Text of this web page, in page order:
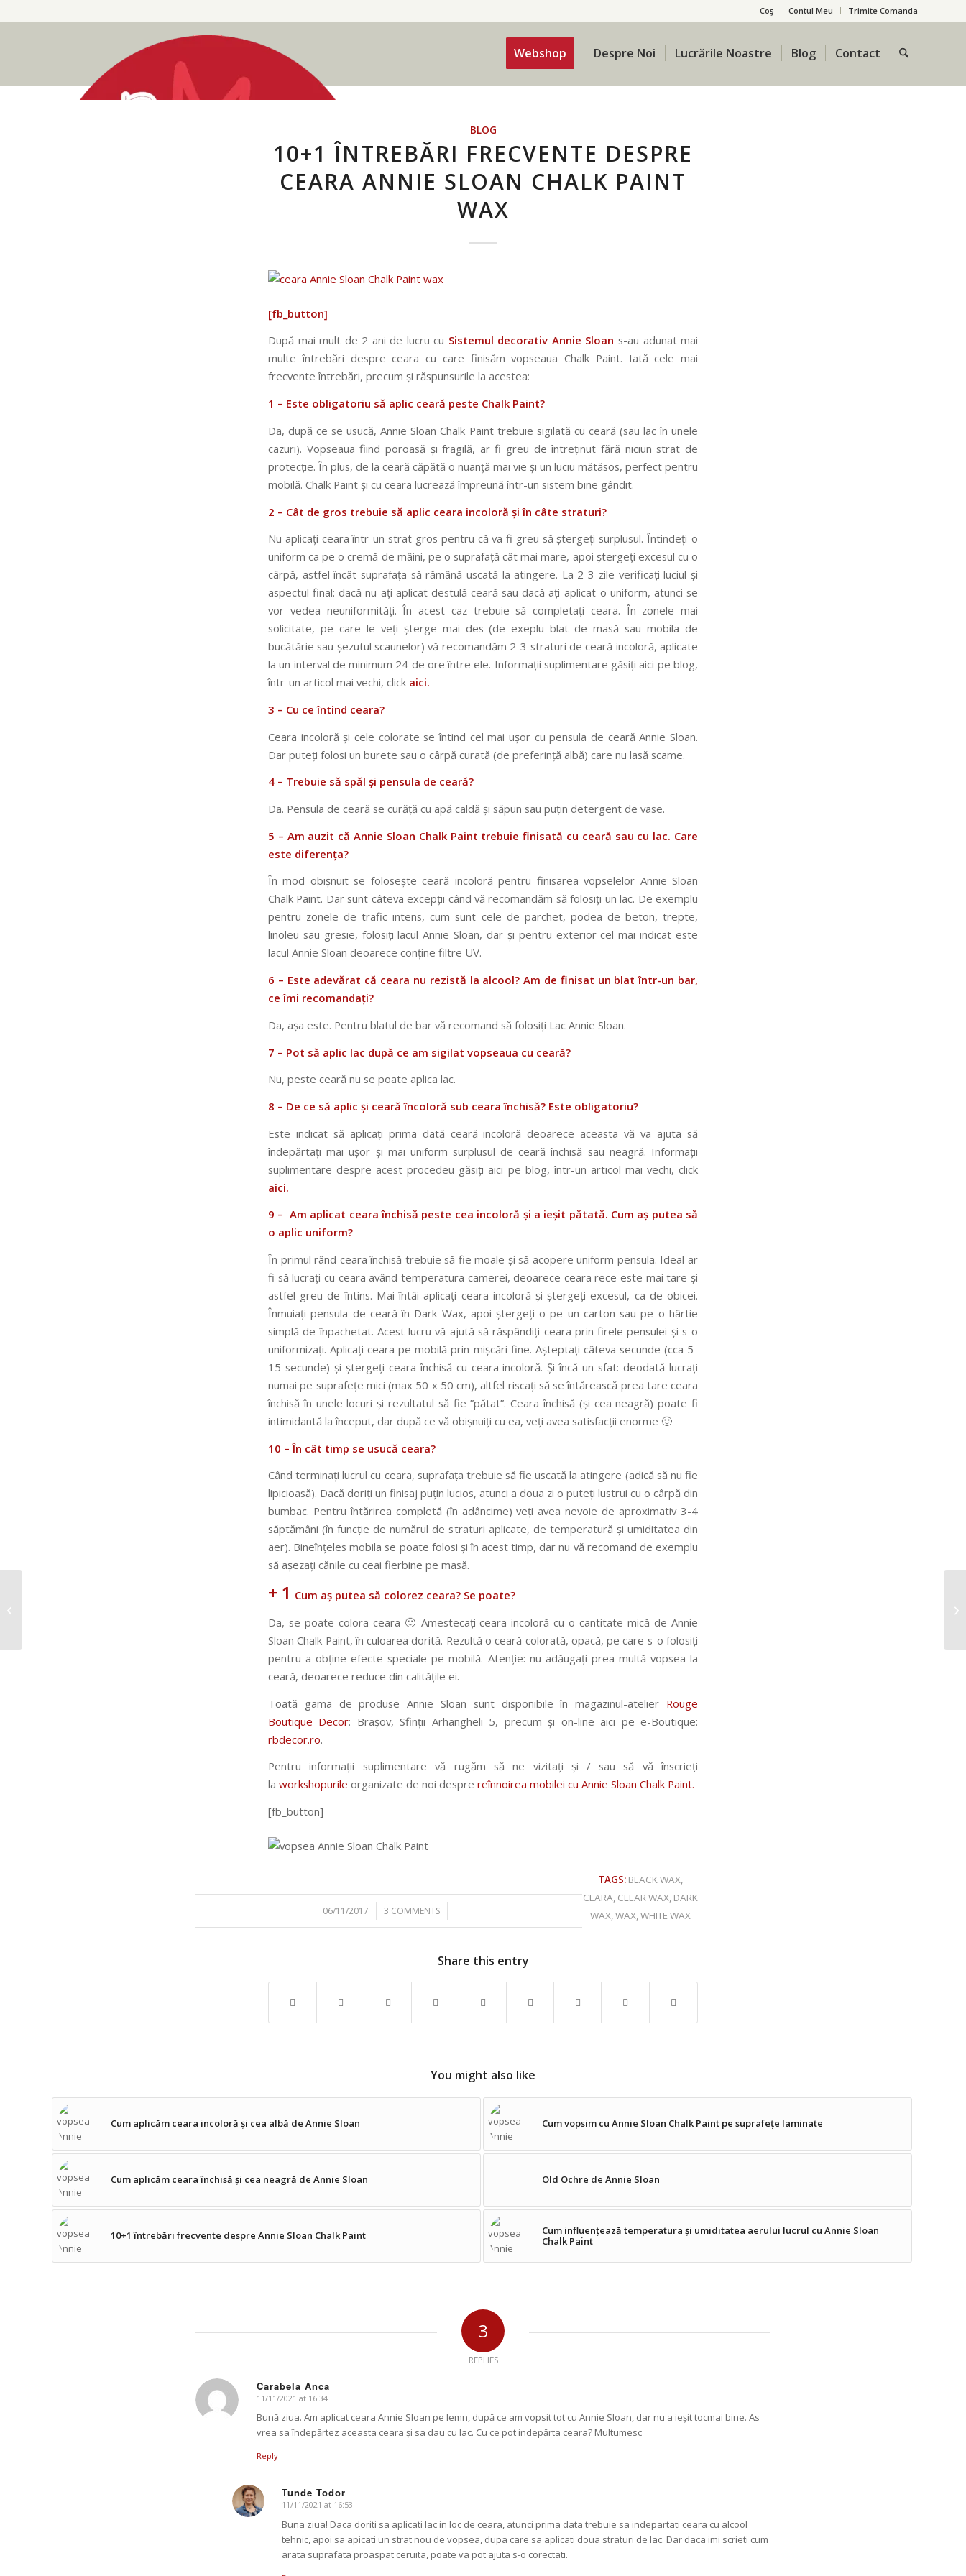
Coş Contul Meu Trimite Comanda
Webshop Despre Noi Lucrările Noastre Blog Contact
BLOG
10+1 ÎNTREBĂRI FRECVENTE DESPRE
CEARA ANNIE SLOAN CHALK PAINT
WAX
[fb_button]
După mai mult de 2 ani de lucru cu Sistemul decorativ Annie Sloan s-au adunat mai
multe întrebări despre ceara cu care finisăm vopseaua Chalk Paint. Iată cele mai
frecvente întrebări, precum și răspunsurile la acestea:
1 – Este obligatoriu să aplic ceară peste Chalk Paint?
Da, după ce se usucă, Annie Sloan Chalk Paint trebuie sigilată cu ceară (sau lac în unele
cazuri). Vopseaua fiind poroasă și fragilă, ar fi greu de întreținut fără niciun strat de
protecție. În plus, de la ceară căpătă o nuanță mai vie și un luciu mătăsos, perfect pentru
mobilă. Chalk Paint și cu ceara lucrează împreună într-un sistem bine gândit.
2 – Cât de gros trebuie să aplic ceara incoloră și în câte straturi?
Nu aplicați ceara într-un strat gros pentru că va fi greu să ștergeți surplusul. Întindeți-o
uniform ca pe o cremă de mâini, pe o suprafață cât mai mare, apoi ștergeți excesul cu o
cârpă, astfel încât suprafața să rămână uscată la atingere. La 2-3 zile verificați luciul și
aspectul final: dacă nu ați aplicat destulă ceară sau dacă ați aplicat-o uniform, atunci se
vor vedea neuniformități. În acest caz trebuie să completați ceara. În zonele mai
solicitate, pe care le veți șterge mai des (de exeplu blat de masă sau mobila de
bucătărie sau șezutul scaunelor) vă recomandăm 2-3 straturi de ceară incoloră, aplicate
la un interval de minimum 24 de ore între ele. Informații suplimentare găsiți aici pe blog,
într-un articol mai vechi, click aici.
3 – Cu ce întind ceara?
Ceara incoloră și cele colorate se întind cel mai ușor cu pensula de ceară Annie Sloan.
Dar puteți folosi un burete sau o cârpă curată (de preferință albă) care nu lasă scame.
4 – Trebuie să spăl și pensula de ceară?
Da. Pensula de ceară se curăță cu apă caldă și săpun sau puțin detergent de vase.
5 – Am auzit că Annie Sloan Chalk Paint trebuie finisată cu ceară sau cu lac. Care
este diferența?
În mod obișnuit se folosește ceară incoloră pentru finisarea vopselelor Annie Sloan
Chalk Paint. Dar sunt câteva excepții când vă recomandăm să folosiți un lac. De exemplu
pentru zonele de trafic intens, cum sunt cele de parchet, podea de beton, trepte,
linoleu sau gresie, folosiți lacul Annie Sloan, dar și pentru exterior cel mai indicat este
lacul Annie Sloan deoarece conține filtre UV.
6 – Este adevărat că ceara nu rezistă la alcool? Am de finisat un blat într-un bar,
ce îmi recomandați?
Da, așa este. Pentru blatul de bar vă recomand să folosiți Lac Annie Sloan.
7 – Pot să aplic lac după ce am sigilat vopseaua cu ceară?
Nu, peste ceară nu se poate aplica lac.
8 – De ce să aplic și ceară încoloră sub ceara închisă? Este obligatoriu?
Este indicat să aplicați prima dată ceară incoloră deoarece aceasta vă va ajuta să
îndepărtați mai ușor și mai uniform surplusul de ceară închisă sau neagră. Informații
suplimentare despre acest procedeu găsiți aici pe blog, într-un articol mai vechi, click
aici.
9 – Am aplicat ceara închisă peste cea incoloră și a ieșit pătată. Cum aș putea să
o aplic uniform?
În primul rând ceara închisă trebuie să fie moale și să acopere uniform pensula. Ideal ar
fi să lucrați cu ceara având temperatura camerei, deoarece ceara rece este mai tare și
astfel greu de întins. Mai întâi aplicați ceara incoloră și ștergeți excesul, ca de obicei.
Înmuiați pensula de ceară în Dark Wax, apoi ștergeți-o pe un carton sau pe o hârtie
simplă de înpachetat. Acest lucru vă ajută să răspândiți ceara prin firele pensulei și s-o
uniformizați. Aplicați ceara pe mobilă prin mișcări fine. Așteptați câteva secunde (cca 5-
15 secunde) și ștergeți ceara închisă cu ceara incoloră. Și încă un sfat: deodată lucrați
numai pe suprafețe mici (max 50 x 50 cm), altfel riscați să se întărească prea tare ceara
închisă în unele locuri și rezultatul să fie ”pătat”. Ceara închisă (și cea neagră) poate fi
intimidantă la început, dar după ce vă obișnuiți cu ea, veți avea satisfacții enorme 🙂
10 – În cât timp se usucă ceara?
Când terminați lucrul cu ceara, suprafața trebuie să fie uscată la atingere (adică să nu fie
lipicioasă). Dacă doriți un finisaj puțin lucios, atunci a doua zi o puteți lustrui cu o cârpă din
bumbac. Pentru întărirea completă (în adâncime) veți avea nevoie de aproximativ 3-4
săptămâni (în funcție de numărul de straturi aplicate, de temperatură și umiditatea din
aer). Bineînțeles mobila se poate folosi și în acest timp, dar nu vă recomand de exemplu
să așezați cănile cu ceai fierbine pe masă.
+ 1 Cum aș putea să colorez ceara? Se poate?
Da, se poate colora ceara 🙂 Amestecați ceara incoloră cu o cantitate mică de Annie
Sloan Chalk Paint, în culoarea dorită. Rezultă o ceară colorată, opacă, pe care s-o folosiți
pentru a obține efecte speciale pe mobilă. Atenție: nu adăugați prea multă vopsea la
ceară, deoarece reduce din calitățile ei.
Toată gama de produse Annie Sloan sunt disponibile în magazinul-atelier Rouge
Boutique Decor: Brașov, Sfinții Arhangheli 5, precum și on-line aici pe e-Boutique:
rbdecor.ro.
Pentru informații suplimentare vă rugăm să ne vizitați și / sau să vă înscrieți
la workshopurile organizate de noi despre reînnoirea mobilei cu Annie Sloan Chalk Paint.
[fb_button]
06/11/2017
/ 3 COMMENTS
/
TAGS: BLACK WAX,
CEARA, CLEAR WAX, DARK
WAX,WAX,WHITE WAX
Share this entry
You might also like
Cum aplicăm ceara incoloră și cea albă de Annie Sloan Cum vopsim cu Annie Sloan Chalk Paint pe suprafețe laminate
Cum aplicăm ceara închisă și cea neagră de Annie Sloan Old Ochre de Annie Sloan
10+1 întrebări frecvente despre Annie Sloan Chalk Paint
Cum influențează temperatura și umiditatea aerului lucrul cu Annie Sloan
Chalk Paint
3
REPLIES
Carabela Anca
says:
11/11/2021 at 16:34
Bună ziua. Am aplicat ceara Annie Sloan pe lemn, după ce am vopsit tot cu Annie Sloan, dar nu a ieșit tocmai bine. As
vrea sa îndepărtez aceasta ceara și sa dau cu lac. Cu ce pot indepărta ceara? Multumesc
Reply
Tunde Todor
says:
11/11/2021 at 16:53
Buna ziua! Daca doriti sa aplicati lac in loc de ceara, atunci prima data trebuie sa indepartati ceara cu alcool
tehnic, apoi sa apicati un strat nou de vopsea, dupa care sa aplicati doua straturi de lac. Dar daca imi scrieti cum
arata suprafata proaspat ceruita, poate va pot ajuta s-o corectati.